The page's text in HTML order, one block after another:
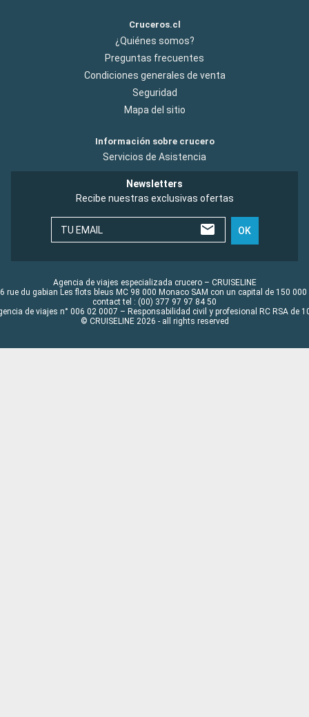
Cruceros.cl
¿Quiénes somos?
Preguntas frecuentes
Condiciones generales de venta
Seguridad
Mapa del sitio
Información sobre crucero
Servicios de Asistencia
Newsletters
Recibe nuestras exclusivas ofertas
TU EMAIL OK
Agencia de viajes especializada crucero – CRUISELINE
rue du gabian Les flots bleus MC 98 000 Monaco SAM con un capital de 150 000
contact tel : (00) 377 97 97 84 50
de viajes n° 006 02 0007 – Responsabilidad civil y profesional RC RSA de
© CRUISELINE 2026 - all rights reserved